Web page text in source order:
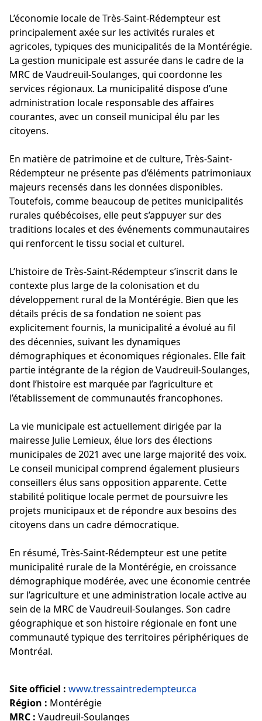
L’économie locale de Très-Saint-Rédempteur est
principalement axée sur les activités rurales et
agricoles, typiques des municipalités de la Montérégie.
La gestion municipale est assurée dans le cadre de la
MRC de Vaudreuil-Soulanges, qui coordonne les
services régionaux. La municipalité dispose d’une
administration locale responsable des affaires
courantes, avec un conseil municipal élu par les
citoyens.
En matière de patrimoine et de culture, Très-Saint-
Rédempteur ne présente pas d’éléments patrimoniaux
majeurs recensés dans les données disponibles.
Toutefois, comme beaucoup de petites municipalités
rurales québécoises, elle peut s’appuyer sur des
traditions locales et des événements communautaires
qui renforcent le tissu social et culturel.
L’histoire de Très-Saint-Rédempteur s’inscrit dans le
contexte plus large de la colonisation et du
développement rural de la Montérégie. Bien que les
détails précis de sa fondation ne soient pas
explicitement fournis, la municipalité a évolué au fil
des décennies, suivant les dynamiques
démographiques et économiques régionales. Elle fait
partie intégrante de la région de Vaudreuil-Soulanges,
dont l’histoire est marquée par l’agriculture et
l’établissement de communautés francophones.
La vie municipale est actuellement dirigée par la
mairesse Julie Lemieux, élue lors des élections
municipales de 2021 avec une large majorité des voix.
Le conseil municipal comprend également plusieurs
conseillers élus sans opposition apparente. Cette
stabilité politique locale permet de poursuivre les
projets municipaux et de répondre aux besoins des
citoyens dans un cadre démocratique.
En résumé, Très-Saint-Rédempteur est une petite
municipalité rurale de la Montérégie, en croissance
démographique modérée, avec une économie centrée
sur l’agriculture et une administration locale active au
sein de la MRC de Vaudreuil-Soulanges. Son cadre
géographique et son histoire régionale en font une
communauté typique des territoires périphériques de
Montréal.
Site officiel : www.tressaintredempteur.ca
Région : Montérégie
MRC : Vaudreuil-Soulanges